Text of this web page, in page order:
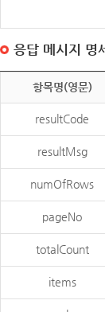
응답 메시지 명세
항목명(영문)
resultCode
resultMsg
numOfRows
pageNo
totalCount
items